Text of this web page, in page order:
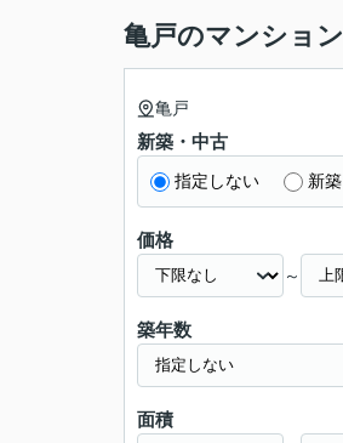
亀戸のマンショ
亀戸
新築・中古
指定しない 新築
価格
～
築年数
面積